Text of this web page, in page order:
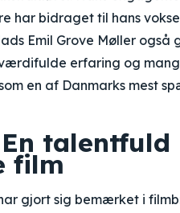
har bidraget til hans
Emil Grove Møller også
erfaring og
en af Danmarks mest
talentfuld
film
gjort sig bemærket i